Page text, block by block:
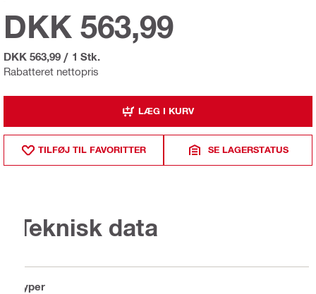
Rabatteret nettopris
DKK 563,99
DKK 563,99 / 1 Stk.
LÆG I KURV
TILFØJ TIL FAVORITTER SE LAGERSTATUS
Teknisk data
Typer